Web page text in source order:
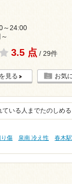
～24:00
3.5 点 / 29件
見る お気
いる人までたのしめ
り傷 泉南 冷え性 春木駅